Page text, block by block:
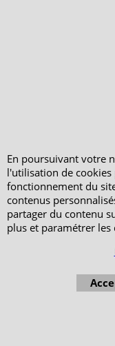
En poursuivant votre
l'utilisation de
fonctionnement du
contenus
partager du contenu
plus et paramétrer les